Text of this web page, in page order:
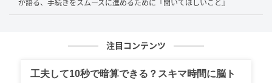
すると、答えはすぐに分かりました。今回ATMで使っ
入力していた暗証番号は、貯蓄口座のキャッシュカー
「えっ…。」
が語る、手続きをスムーズに進めるために『聞いてほしいこと』
注目コンテンツ
工夫して10秒で暗算できる？スキマ時間に脳ト